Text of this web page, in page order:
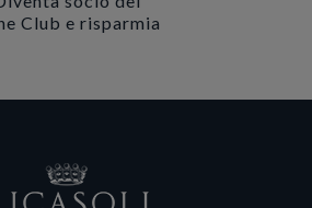
Club e risparmia